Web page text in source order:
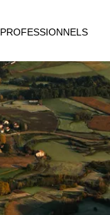
PROFESSIONNELS